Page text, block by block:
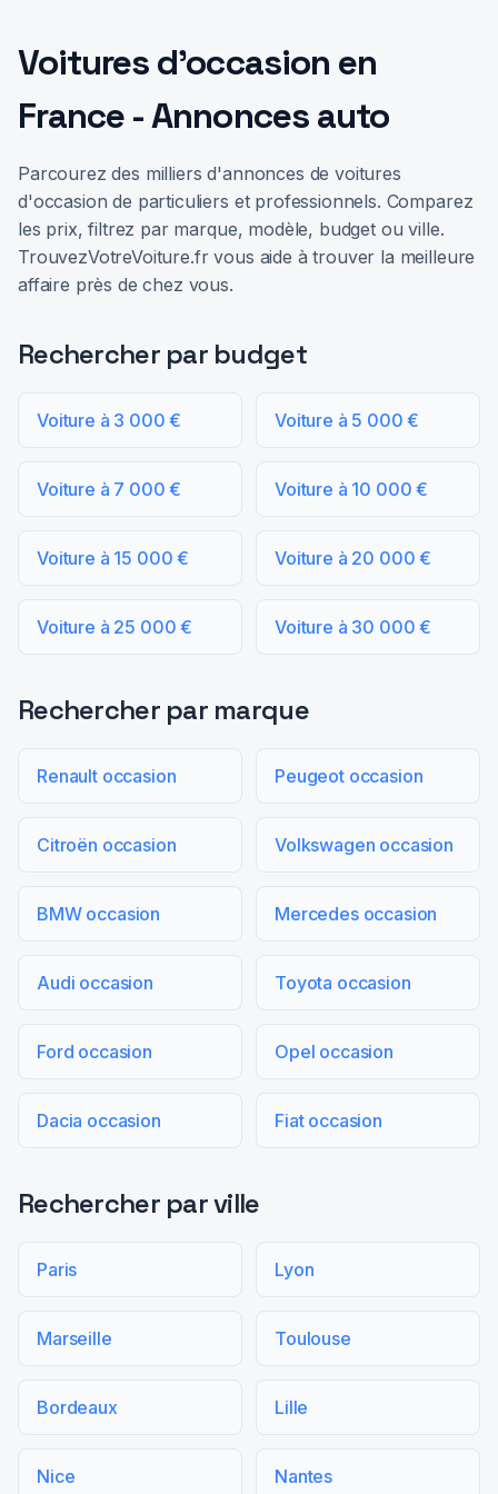
Voitures d'occasion en
France - Annonces auto
Parcourez des milliers d'annonces de voitures
d'occasion de particuliers et professionnels. Comparez
les prix, filtrez par marque, modèle, budget ou ville.
TrouvezVotreVoiture.fr vous aide à trouver la meilleure
affaire près de chez vous.
Rechercher par budget
Voiture à 3 000 € Voiture à 5 000 €
Voiture à 7 000 € Voiture à 10 000 €
Voiture à 15 000 € Voiture à 20 000 €
Voiture à 25 000 € Voiture à 30 000 €
Rechercher par marque
Renault occasion Peugeot occasion
Citroën occasion Volkswagen occasion
BMW occasion Mercedes occasion
Audi occasion Toyota occasion
Ford occasion Opel occasion
Dacia occasion Fiat occasion
Rechercher par ville
Paris Lyon
Marseille Toulouse
Bordeaux Lille
Nice Nantes